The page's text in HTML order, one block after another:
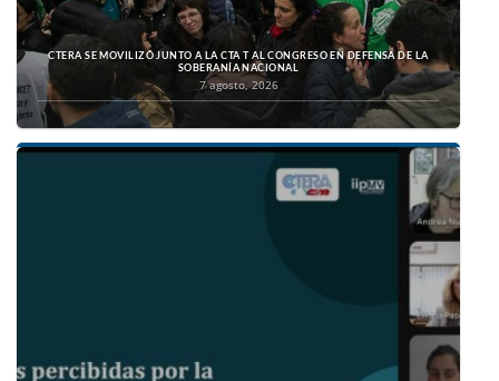
CTERA SE MOVILIZÓ JUNTO A LA CTA T AL CONGRESO EN DEFENSA DE LA
SOBERANÍA NACIONAL
7 agosto, 2026